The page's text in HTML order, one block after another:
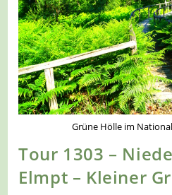
Runde
–
SW6
Grüne Hölle im
Tour 1303 –
Elmpt – Kleiner